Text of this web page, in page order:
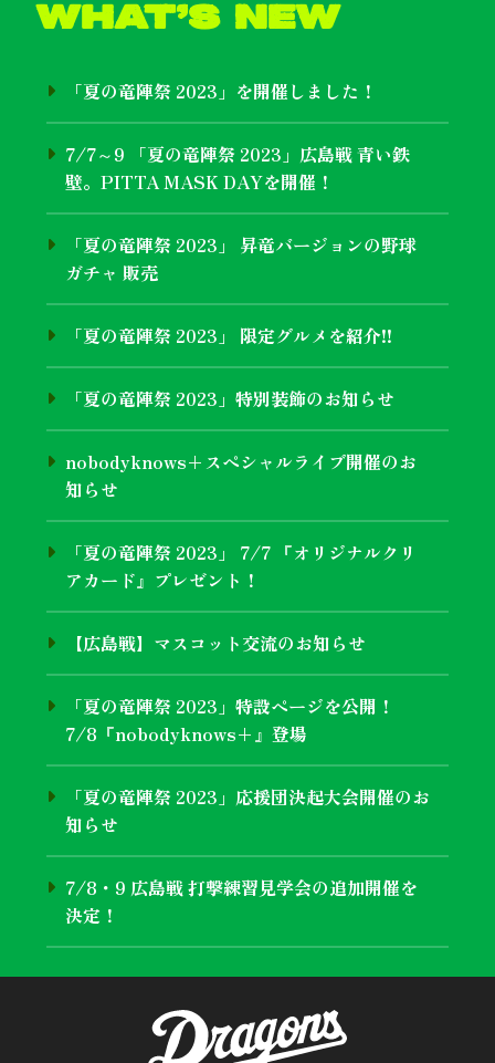
What’s New
「夏の竜陣祭 2023」を開催しました！
7/7～9 「夏の竜陣祭 2023」広島戦 青い鉄
壁。PITTA MASK DAYを開催！
「夏の竜陣祭 2023」 昇竜バージョンの野球
ガチャ 販売
「夏の竜陣祭 2023」 限定グルメを紹介!!
「夏の竜陣祭 2023」特別装飾のお知らせ
nobodyknows+スペシャルライブ開催のお
知らせ
「夏の竜陣祭 2023」 7/7 『オリジナルクリ
アカード』プレゼント！
【広島戦】マスコット交流のお知らせ
「夏の竜陣祭 2023」特設ページを公開！
7/8『nobodyknows+』登場
「夏の竜陣祭 2023」応援団決起大会開催のお
知らせ
7/8・9 広島戦 打撃練習見学会の追加開催を
決定！